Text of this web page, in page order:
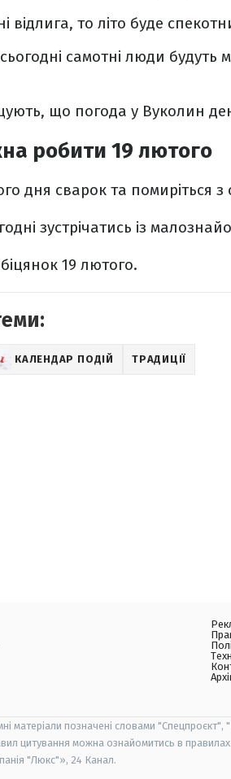
відлига, то літо буде
самотні люди
що погода у Вуколин
робити 19 лютого
дня сварок та помиріться
зустрічатись із
19 лютого.
КАЛЕНДАР ПОДІЙ ТРАДИЦІЇ
матеріали позначені словами
цитування можна ознайомитись в
"Люкс"», 24 Канал.